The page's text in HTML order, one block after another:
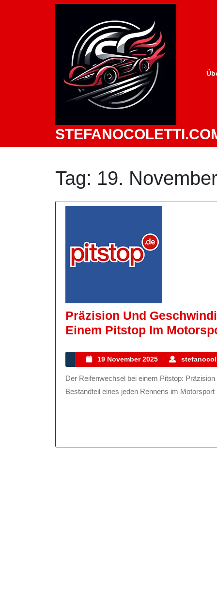
Tag: 19.
Präzision Und
Einem Pitstop Im
19 November 2025
19
November
2025
Der Reifenwechsel bei einem Pitstop: Präzision und Geschwindigkeit im Motorsport Ein essentieller
Bestandteil eines jeden Rennens im Motorsport